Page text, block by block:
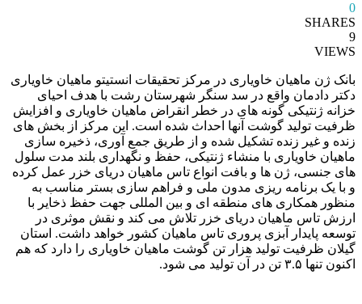
0
SHARES
9
VIEWS
بانک ژن ماهیان خاویاری در مرکز تحقیقات انستیتو ماهیان خاویاری
دکتر دادمان واقع در سد سنگر شهرستان رشت با هدف احیای
خزانه ژنتیکی گونه های در خطر انقراض ماهیان خاویاری و افزایش
ظرفیت تولید گوشت آنها احداث شده است. این مرکز از بخش های
زنده و غیر زنده تشکیل شده و از طریق جمع آوری، ذخیره سازی
ماهیان خاویاری با منشاء ژنتیکی، حفظ و نگهداری بلند مدت سلول
های جنسی، ژن ها و بافت انواع تاس ماهیان دریای خزر عمل کرده
و با یک برنامه ریزی مدون ملی و فراهم سازی بستر مناسب به
منظور همکاری های منطقه ای و بین المللی جهت حفظ ذخایر با
ارزش تاس ماهیان دریای خزر تلاش می کند و نقش موثری در
توسعه پایدار آبزی پروری تاس ماهیان کشور خواهد داشت. استان
گیلان ظرفیت تولید هزار تن گوشت ماهیان خاویاری را دارد که هم
اکنون تنها ۳.۵ تن در آن تولید می شود.